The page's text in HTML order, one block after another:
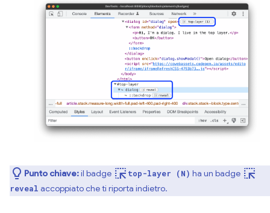
Punto chiave:il badge ink_selection top-layer (N) ha un badge ink_selection
reveal accoppiato che ti riporta indietro.